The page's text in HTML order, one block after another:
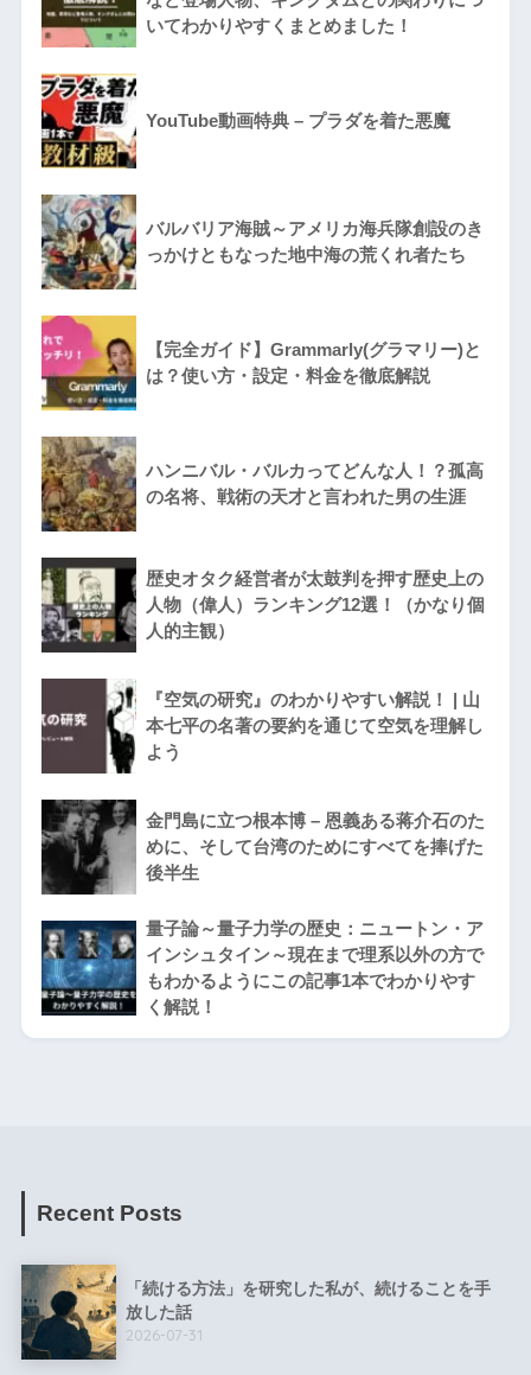
いてわかりやすくまとめました！
YouTube動画特典 – プラダを着た悪魔
バルバリア海賊～アメリカ海兵隊創設のき
っかけともなった地中海の荒くれ者たち
【完全ガイド】Grammarly(グラマリー)と
は？使い方・設定・料金を徹底解説
ハンニバル・バルカってどんな人！？孤高
の名将、戦術の天才と言われた男の生涯
歴史オタク経営者が太鼓判を押す歴史上の
人物（偉人）ランキング12選！（かなり個
人的主観）
『空気の研究』のわかりやすい解説！ | 山
本七平の名著の要約を通じて空気を理解し
よう
金門島に立つ根本博 – 恩義ある蒋介石のた
めに、そして台湾のためにすべてを捧げた
後半生
量子論～量子力学の歴史：ニュートン・ア
インシュタイン～現在まで理系以外の方で
もわかるようにこの記事1本でわかりやす
く解説！
Recent Posts
「続ける方法」を研究した私が、続けることを手
放した話
2026-07-31